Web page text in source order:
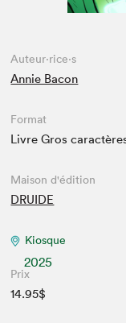
Auteur·rice·s
Annie Bacon
Format
Livre Gros
Maison d'édition
DRUIDE
Kiosque
2025
Prix
14.95$